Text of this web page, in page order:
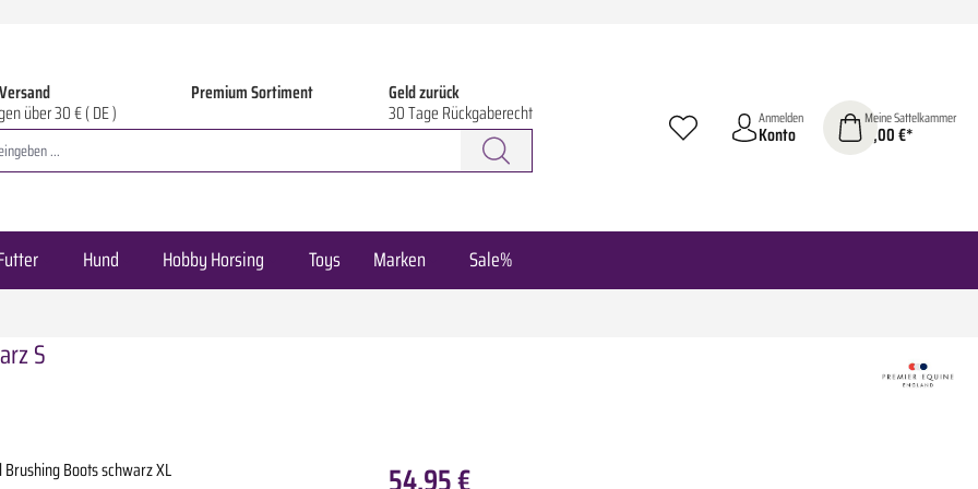
über 30 € ( DE )
Premium Sortiment Geld zurück
30 Tage Rückgaberecht Anmelden
Konto
Meine Sattelkammer
0,00 €*
Hund Hobby Horsing Toys Marken Sale%
S